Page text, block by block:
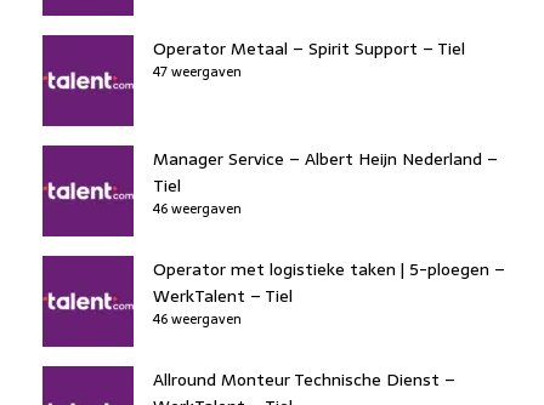
Operator Metaal – Spirit Support – Tiel
47 weergaven
Manager Service – Albert Heijn Nederland –
Tiel
46 weergaven
Operator met logistieke taken | 5-ploegen –
WerkTalent – Tiel
46 weergaven
Allround Monteur Technische Dienst –